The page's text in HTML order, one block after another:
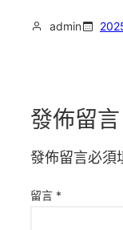
admin
發佈留言
發佈留言必須
留言 *